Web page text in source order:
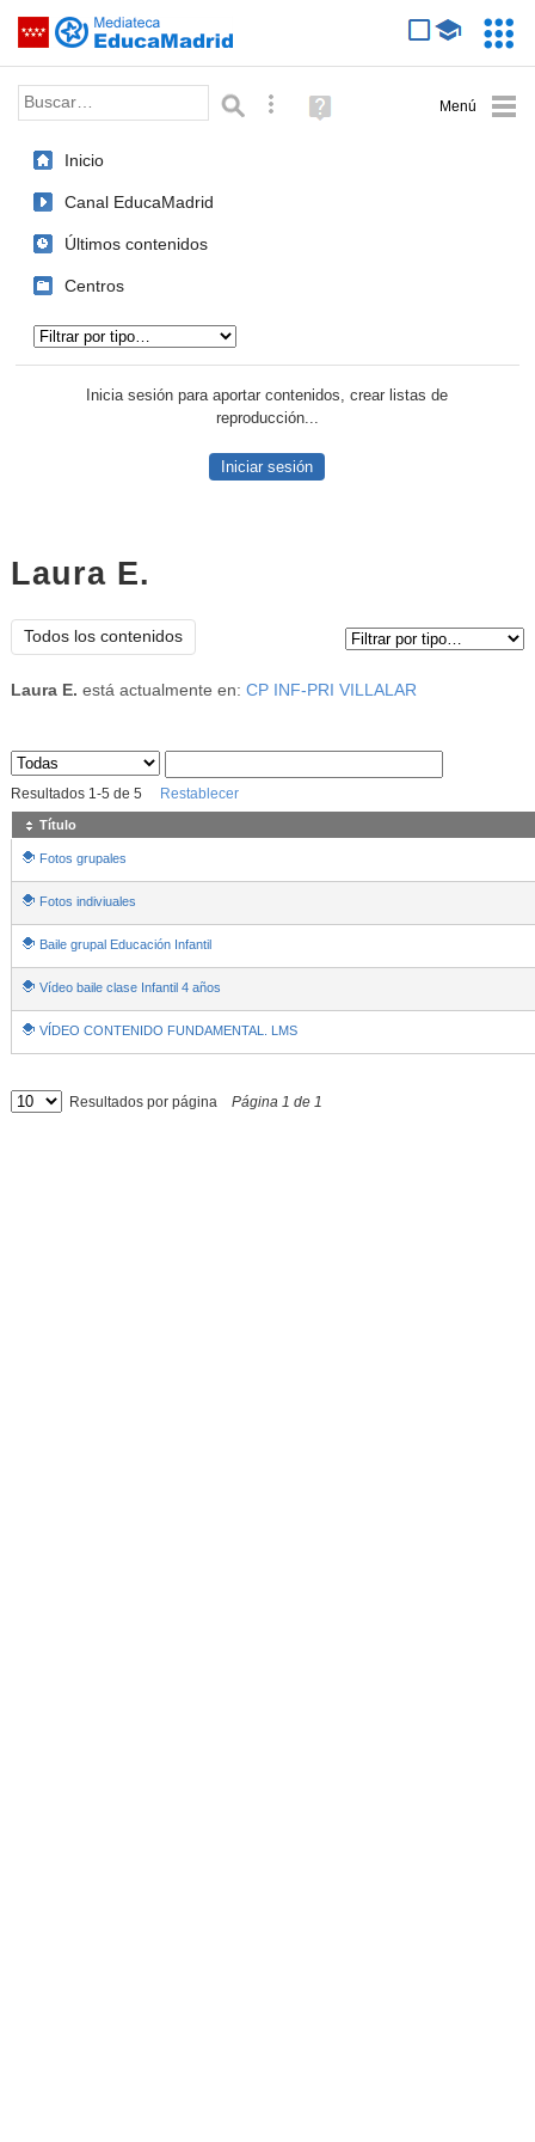
Saltar navegación
Palabra o frase: Búsqueda avanzada
Ayuda
(en
Inicio
Canal EducaMadrid
Últimos contenidos
Centros
Inicia sesión para aportar contenidos, crear listas de
reproducción...
Iniciar sesión
Laura E.
Todos los contenidos
Laura E. está actualmente en: CP INF-PRI VILLALAR
Sus archivos
Resultados 1-5 de 5 Restablecer
Título
Fotos grupales
Fotos indiviuales
Baile grupal Educación Infantil
Vídeo baile clase Infantil 4 años
VÍDEO CONTENIDO FUNDAMENTAL. LMS
Resultados por página Página 1 de 1